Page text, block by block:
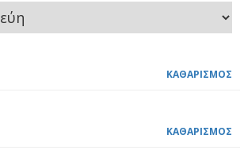
ΚΑΘΑΡΙΣΜΟΣ
ΚΑΘΑΡΙΣΜΟΣ